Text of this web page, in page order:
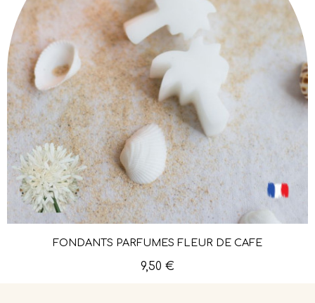
Aperçu rapide
FONDANTS PARFUMÉS FLEUR DE CAFÉ
9,50 €